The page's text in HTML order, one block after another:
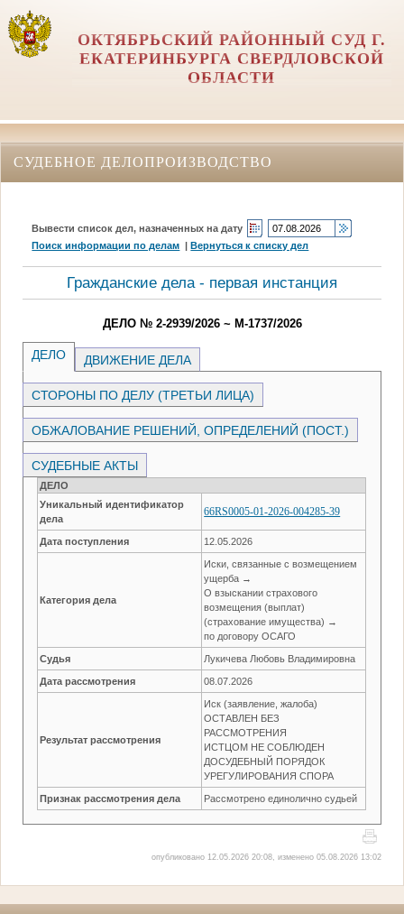
ОКТЯБРЬСКИЙ РАЙОННЫЙ СУД Г.
ЕКАТЕРИНБУРГА СВЕРДЛОВСКОЙ
ОБЛАСТИ
СУДЕБНОЕ ДЕЛОПРОИЗВОДСТВО
Вывести список дел, назначенных на дату
Поиск информации по делам |Вернуться к списку дел
Гражданские дела - первая инстанция
ДЕЛО № 2-2939/2026 ~ М-1737/2026
ДЕЛО ДВИЖЕНИЕ ДЕЛА
СТОРОНЫ ПО ДЕЛУ (ТРЕТЬИ ЛИЦА)
ОБЖАЛОВАНИЕ РЕШЕНИЙ, ОПРЕДЕЛЕНИЙ (ПОСТ.)
СУДЕБНЫЕ АКТЫ
ДЕЛО
Уникальный идентификатор
дела
66RS0005-01-2026-004285-39
Дата поступления 12.05.2026
Категория дела
Иски, связанные с возмещением
ущерба →
О взыскании страхового
возмещения (выплат)
(страхование имущества) →
по договору ОСАГО
Судья Лукичева Любовь Владимировна
Дата рассмотрения 08.07.2026
Результат рассмотрения
Иск (заявление, жалоба)
ОСТАВЛЕН БЕЗ
РАССМОТРЕНИЯ
ИСТЦОМ НЕ СОБЛЮДЕН
ДОСУДЕБНЫЙ ПОРЯДОК
УРЕГУЛИРОВАНИЯ СПОРА
Признак рассмотрения дела Рассмотрено единолично судьей
опубликовано 12.05.2026 20:08, изменено 05.08.2026 13:02